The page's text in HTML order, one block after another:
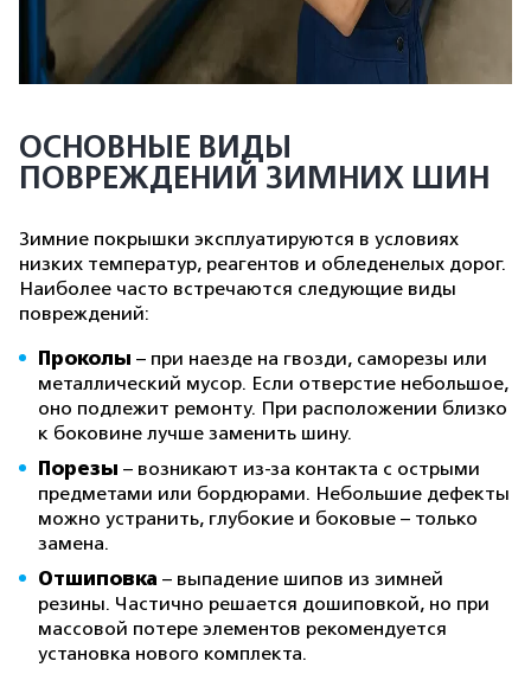
ОСНОВНЫЕ ВИДЫ
ПОВРЕЖДЕНИЙ ЗИМНИХ ШИН
Зимние покрышки эксплуатируются в условиях
низких температур, реагентов и обледенелых дорог.
Наиболее часто встречаются следующие виды
повреждений:
Проколы – при наезде на гвозди, саморезы или
металлический мусор. Если отверстие небольшое,
оно подлежит ремонту. При расположении близко
к боковине лучше заменить шину.
Порезы – возникают из-за контакта с острыми
предметами или бордюрами. Небольшие дефекты
можно устранить, глубокие и боковые – только
замена.
Отшиповка – выпадение шипов из зимней
резины. Частично решается дошиповкой, но при
массовой потере элементов рекомендуется
установка нового комплекта.